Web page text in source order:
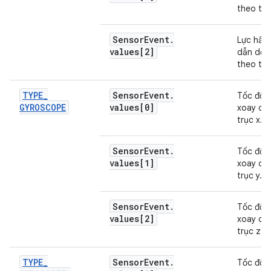
theo
SensorEvent.
values[2]
Lực hấp
dẫn dọc
theo
TYPE_
GYROSCOPE
SensorEvent.
values[0]
Tốc độ
xoay
trục x.
SensorEvent.
values[1]
Tốc độ
xoay
trục y.
SensorEvent.
values[2]
Tốc độ
xoay
trục z.
TYPE_
SensorEvent.
Tốc độ